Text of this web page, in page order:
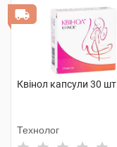
Квінол капсули 30 шт
Технолог